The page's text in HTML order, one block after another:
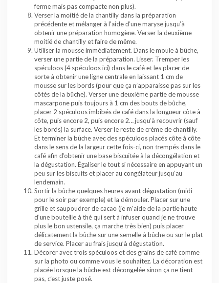
ferme mais pas compacte non plus).
Verser la moitié de la chantilly dans la préparation
précédente et mélanger à l’aide d’une maryse jusqu’à
obtenir une préparation homogène. Verser la deuxième
moitié de chantilly et faire de même.
Utiliser la mousse immédiatement. Dans le moule à bûche,
verser une partie de la préparation. Lisser. Tremper les
spéculoos (4 spéculoos ici) dans le café et les placer de
sorte à obtenir une ligne centrale en laissant 1 cm de
mousse sur les bords (pour que ça n’apparaisse pas sur les
côtés de la bûche). Verser une deuxième partie de mousse
mascarpone puis toujours à 1 cm des bouts de bûche,
placer 2 spéculoos imbibés de café dans la longueur côte à
côte, puis encore 2, puis encore 2… jusqu’à recouvrir (sauf
les bords) la surface. Verser le reste de crème de chantilly.
Et terminer la bûche avec des spéculoos placés côte à côte
dans le sens de la largeur cette fois-ci, non trempés dans le
café afin d’obtenir une base biscuitée à la décongélation et
la dégustation. Égaliser le tout si nécessaire en appuyant un
peu sur les biscuits et placer au congélateur jusqu’au
lendemain.
Sortir la bûche quelques heures avant dégustation (midi
pour le soir par exemple) et la démouler. Placer sur une
grille et saupoudrer de cacao (je m’aide de la partie haute
d’une bouteille à thé qui sert à infuser quand je ne trouve
plus le bon ustensile, ça marche très bien) puis placer
délicatement la bûche sur une semelle à bûche ou sur le plat
de service. Placer au frais jusqu’à dégustation.
Décorer avec trois spéculoos et des grains de café comme
sur la photo ou comme vous le souhaitez. La décoration est
placée lorsque la bûche est décongelée sinon ça ne tient
pas, c’est juste posé.